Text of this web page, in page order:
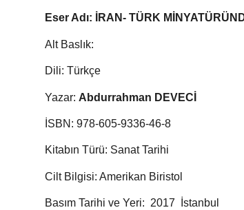
Eser Adı: İRAN- TÜRK
Alt Baslık:
Dili: Türkçe
Yazar: Abdurrahman DEVECİ
İSBN: 978-605-9336-46-8
Kitabın Türü: Sanat Tarihi
Cilt Bilgisi: Amerikan Biristol
Basım Tarihi ve Yeri: 2017 İstanbul